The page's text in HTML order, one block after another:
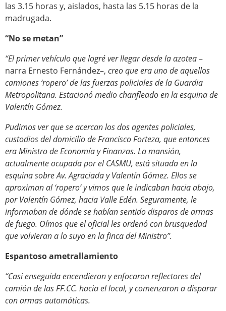
las 3.15 horas y, aislados, hasta las 5.15 horas de la
madrugada.
“No se metan”
“El primer vehículo que logré ver llegar desde la azotea–
narra Ernesto Fernández–, creo que era uno de aquellos
camiones ‘ropero’ de las fuerzas policiales de la Guardia
Metropolitana. Estacionó medio chanfleado en la esquina de
Valentín Gómez.
Pudimos ver que se acercan los dos agentes policiales,
custodios del domicilio de Francisco Forteza, que entonces
era Ministro de Economía y Finanzas. La mansión,
actualmente ocupada por el CASMU, está situada en la
esquina sobre Av. Agraciada y Valentín Gómez. Ellos se
aproximan al ‘ropero’ y vimos que le indicaban hacia abajo,
por Valentín Gómez, hacia Valle Edén. Seguramente, le
informaban de dónde se habían sentido disparos de armas
de fuego. Oímos que el oficial les ordenó con brusquedad
que volvieran a lo suyo en la finca del Ministro”.
Espantoso ametrallamiento
“Casi enseguida encendieron y enfocaron reflectores del
camión de las FF.CC. hacia el local, y comenzaron a disparar
con armas automáticas.